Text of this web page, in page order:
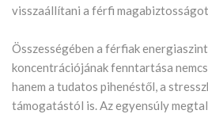
visszaállítani a férfi
Összességében a férfiak
koncentrációjának fenntartása
hanem a tudatos pihenéstől, a
támogatástól is. Az egyensúly